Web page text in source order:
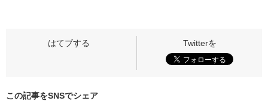
この記事をSNSでシェア